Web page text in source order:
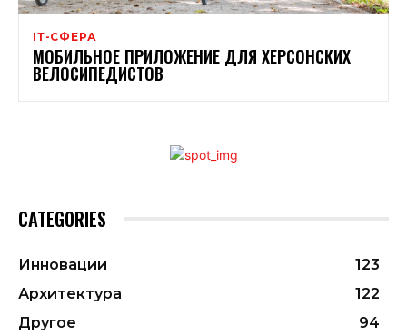
ІТ-СФЕРА
МОБИЛЬНОЕ ПРИЛОЖЕНИЕ ДЛЯ ХЕРСОНСКИХ
ВЕЛОСИПЕДИСТОВ
CATEGORIES
Инновации
123
Архитектура
122
Другое
94